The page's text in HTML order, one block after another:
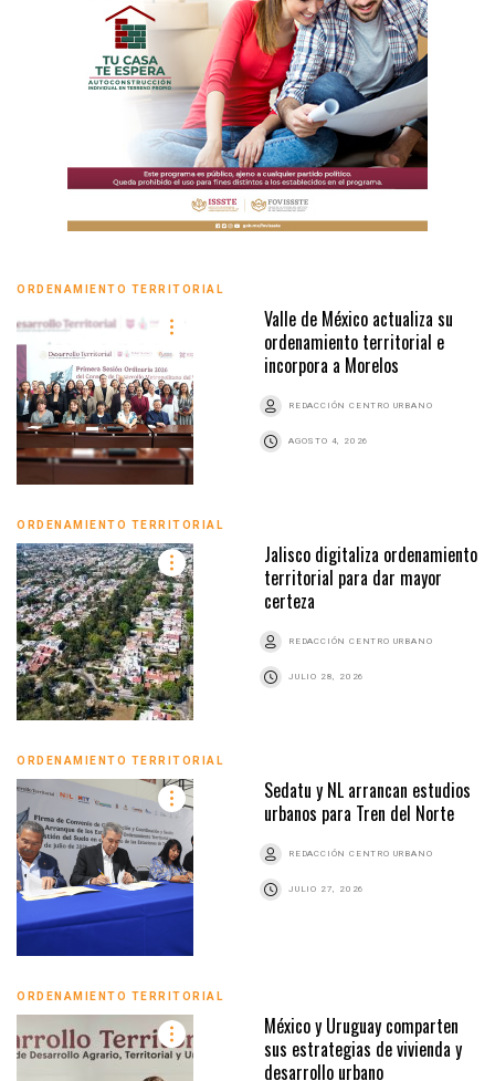
ORDENAMIENTO TERRITORIAL
Valle de México actualiza su
ordenamiento territorial e
incorpora a Morelos
REDACCIÓN CENTRO URBANO
AGOSTO 4, 2026
ORDENAMIENTO TERRITORIAL
Jalisco digitaliza ordenamiento
territorial para dar mayor
certeza
REDACCIÓN CENTRO URBANO
JULIO 28, 2026
ORDENAMIENTO TERRITORIAL
Sedatu y NL arrancan estudios
urbanos para Tren del Norte
REDACCIÓN CENTRO URBANO
JULIO 27, 2026
ORDENAMIENTO TERRITORIAL
México y Uruguay comparten
sus estrategias de vivienda y
desarrollo urbano